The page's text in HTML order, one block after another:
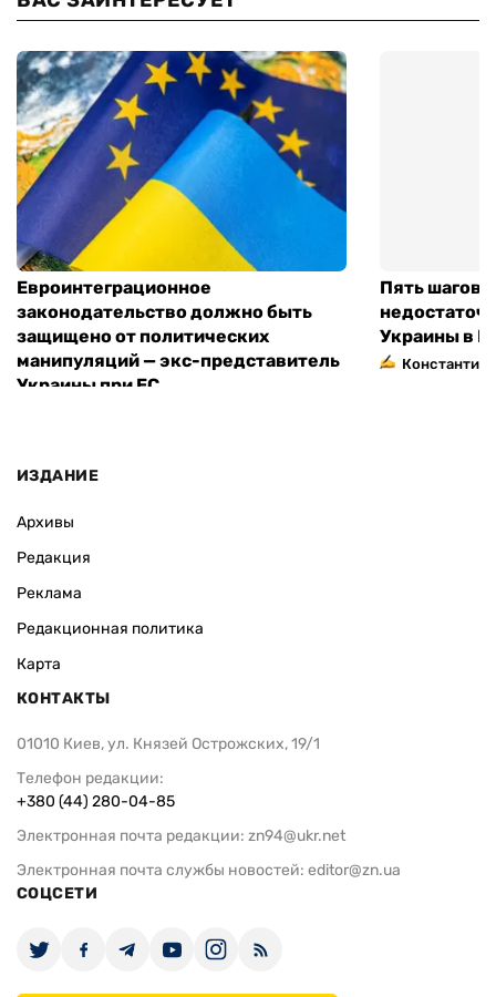
Евроинтеграционное
законодательство должно быть
защищено от политических
манипуляций — экс-представитель
Украины при ЕС
Пять шагов
Украины в
Константин
ИЗДАНИЕ
Архивы
Редакция
Реклама
Редакционная политика
Карта
КОНТАКТЫ
01010 Киев, ул. Князей Острожских, 19/1
Телефон редакции:
+380 (44) 280-04-85
Электронная почта редакции: zn94@ukr.net
Электронная почта службы новостей: editor@zn.ua
СОЦСЕТИ